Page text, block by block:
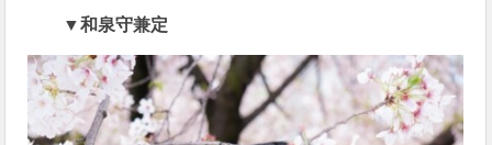
▼和泉守兼定